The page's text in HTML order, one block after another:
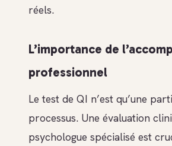
réels.
L’importance de
professionnel
Le test de QI n’est qu’une
processus. Une évaluation
psychologue spécialisé est